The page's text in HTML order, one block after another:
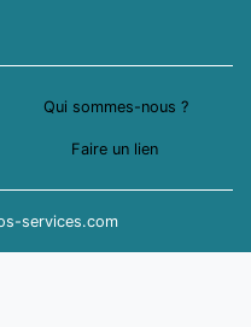
Qui sommes-nous ?
Faire un lien
services.com